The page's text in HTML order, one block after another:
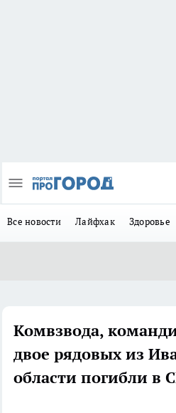
Все новости Лайфхак Здоровье
Комвзвода,
двое рядовых из
области погибли в